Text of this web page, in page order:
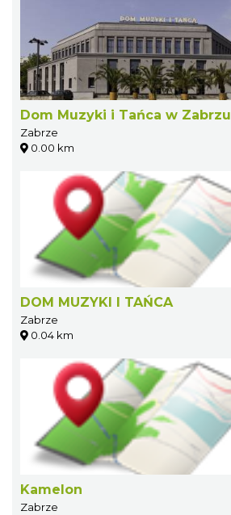
Dom Muzyki i Tańca w Zabrzu
Zabrze
0.00 km
DOM MUZYKI I TAŃCA
Zabrze
0.04 km
Kamelon
Zabrze